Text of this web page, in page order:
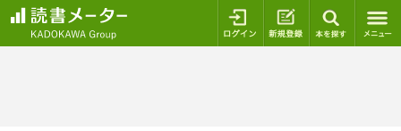
ログイン 新規登録